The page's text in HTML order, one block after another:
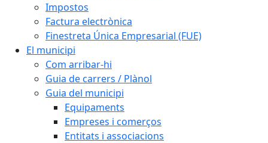
Impostos
Factura electrònica
Finestreta Única Empresarial (FUE)
El municipi
Com arribar-hi
Guia de carrers / Plànol
Guia del municipi
Equipaments
Empreses i comerços
Entitats i associacions